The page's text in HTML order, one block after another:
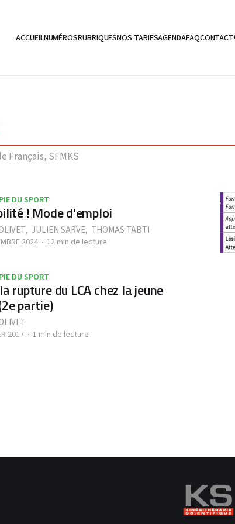
ACCUEILNUMÉROSRUBRIQUESNOS TARIFSAGENDAFAQCONTACT
Français, SFMKS
DU SPORT
! Mode d'emploi
, JULIEN SARVE, THOMAS TABTI
2024 12 min de lecture
DU SPORT
rupture du LCA chez la jeune
partie)
2017 1 min de lecture